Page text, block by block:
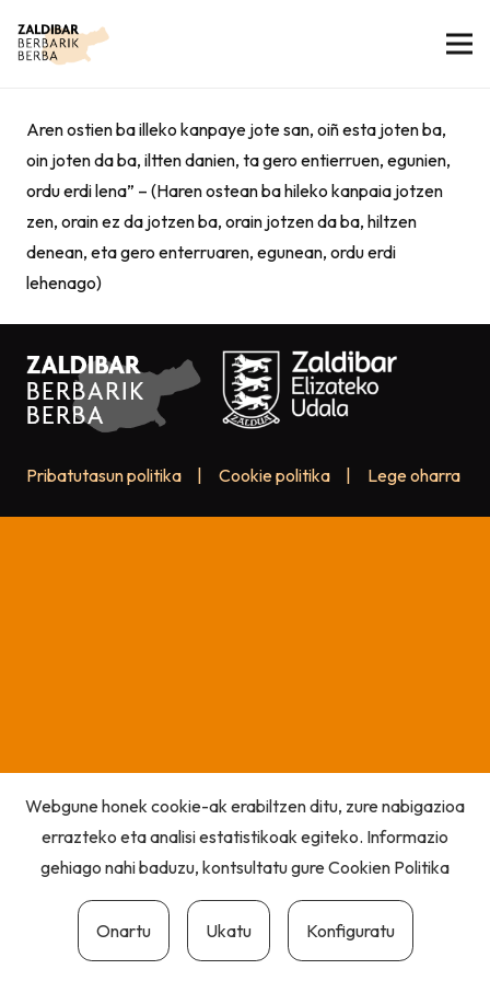
Aren ostien ba illeko kanpaye jote san, oiñ esta joten ba,
oin joten da ba, iltten danien, ta gero entierruen, egunien,
ordu erdi lena” – (Haren ostean ba hileko kanpaia jotzen
zen, orain ez da jotzen ba, orain jotzen da ba, hiltzen
denean, eta gero enterruaren, egunean, ordu erdi
lehenago)
Pribatutasun politika Cookie politika Lege oharra
Webgune honek cookie-ak erabiltzen ditu, zure nabigazioa
errazteko eta analisi estatistikoak egiteko. Informazio
gehiago nahi baduzu, kontsultatu gureCookien Politika
Onartu Ukatu Konfiguratu